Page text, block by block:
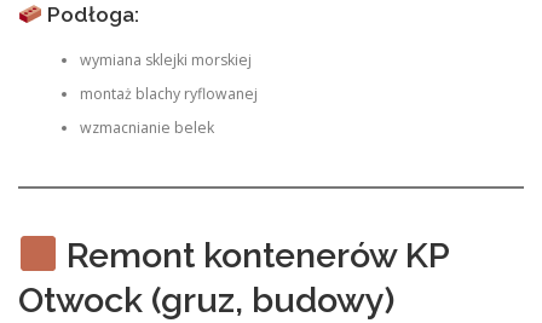
Podłoga:
wymiana sklejki morskiej
montaż blachy ryflowanej
wzmacnianie belek
Remont kontenerów KP
Otwock (gruz, budowy)